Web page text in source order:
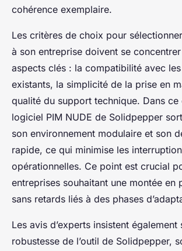
cohérence exemplaire.
Les critères de choix pour
à son entreprise doivent se
aspects clés : la compatibilité avec
existants, la simplicité de la prise en
qualité du support technique. Dans
logiciel PIM NUDE de Solidpepper
son environnement modulaire et son
rapide, ce qui minimise les
opérationnelles. Ce point est crucial
entreprises souhaitant une montée en
sans retards liés à des phases
Les avis d’experts insistent également
robustesse de l’outil de Solidpepper,